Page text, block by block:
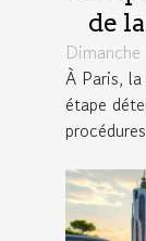
de
À Paris,
étape